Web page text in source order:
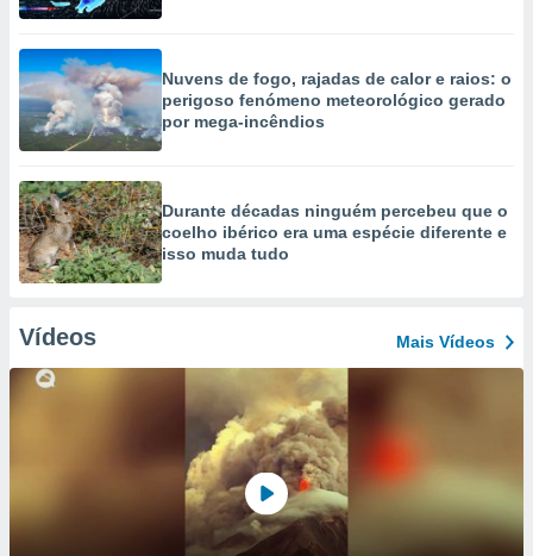
Nuvens de fogo, rajadas de calor e raios: o
perigoso fenómeno meteorológico gerado
por mega-incêndios
Durante décadas ninguém percebeu que o
coelho ibérico era uma espécie diferente e
isso muda tudo
Vídeos Mais Vídeos